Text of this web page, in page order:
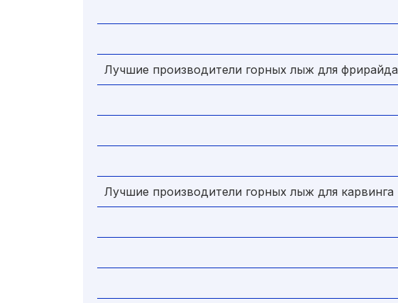
Лучшие производители горных лыж для фрирайда
Лучшие производители горных лыж для карвинга